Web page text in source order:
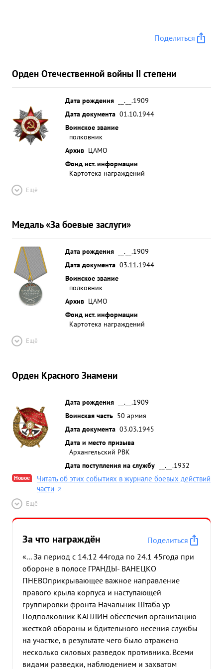
Поделиться
Орден Отечественной войны II степени
Дата рождения
__.__.1909
Дата документа 01.10.1944
Воинское звание
полковник
Архив ЦАМО
Фонд ист. информации
Картотека награждений
Ещё
Медаль «За боевые заслуги»
Дата рождения
__.__.1909
Дата документа 03.11.1944
Воинское звание
полковник
Архив ЦАМО
Фонд ист. информации
Картотека награждений
Ещё
Орден Красного Знамени
Дата рождения
__.__.1909
Воинская часть 50 армия
Дата документа 03.03.1945
Дата и место призыва
Архангельский РВК
Дата поступления на службу
__.__.1932
Новое
Читать об этих событиях в журнале боевых действий
части
Ещё
За что награждён
Поделиться
«... За период с 14.12 44года по 24.1 45года при
обороне в полосе ГРАНДЫ- ВАНЕЦКО
ПНЕВОприкрывающее важное направление
правого крыла корпуса и наступающей
группировки фронта Начальник Штаба ур
Подполковник КАПЛИН обеспечил организацию
жесткой обороны и бдительного несения службы
на участке, в результате чего было отражено
несколько силовых разведок противника. Всеми
видами разведки, наблюдением и захватом